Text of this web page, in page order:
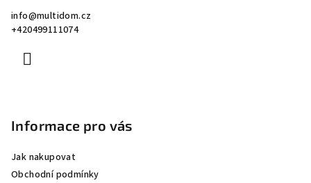
info@multidom.cz
+420499111074
Informace pro vás
Jak nakupovat
Obchodní podmínky